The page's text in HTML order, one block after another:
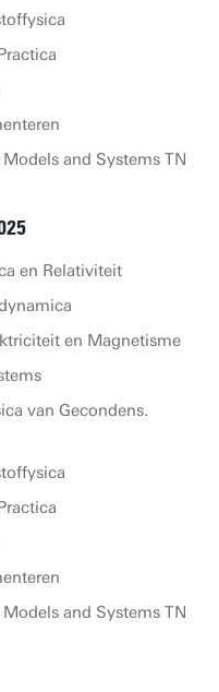
and Systems TN
en Relativiteit
en Magnetisme
van Gecondens.
and Systems TN